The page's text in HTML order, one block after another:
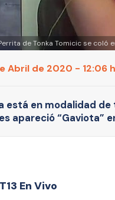
de Tonka Tomicic se coló
Abril de 2020 - 12:06
está en modalidad
apareció “Gaviota”
T13 En Vivo